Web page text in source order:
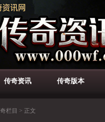
传奇资讯 传奇版本
栏目 > 正文